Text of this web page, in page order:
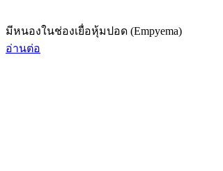
มีหนองในช่องเยื่อหุ้มปอด (Empyema)
อ่านต่อ